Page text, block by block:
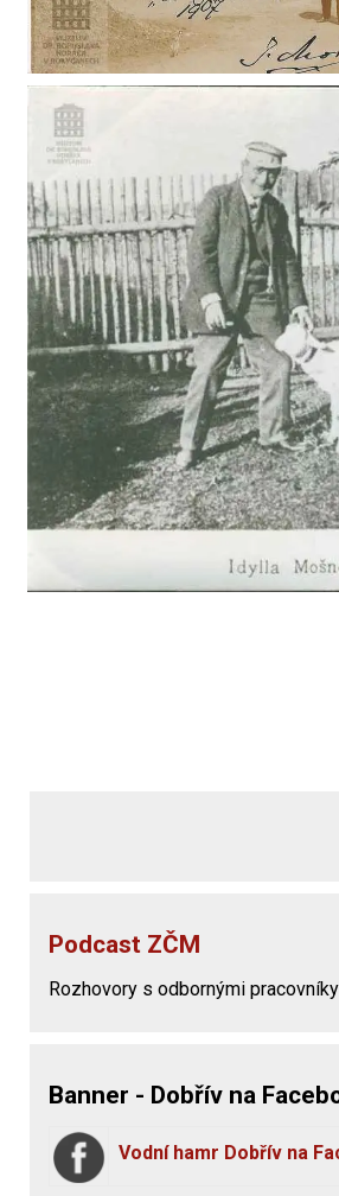
Podcast ZČM
Rozhovory s odbornými
Banner - Dobřív na
Vodní hamr Dobřív na